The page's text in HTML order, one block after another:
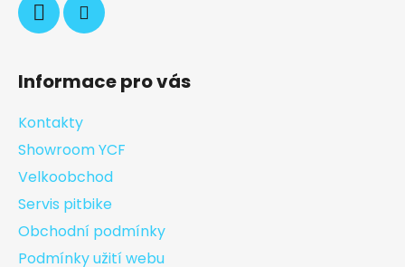
Informace pro vás
Kontakty
Showroom YCF
Velkoobchod
Servis pitbike
Obchodní podmínky
Podmínky užití webu